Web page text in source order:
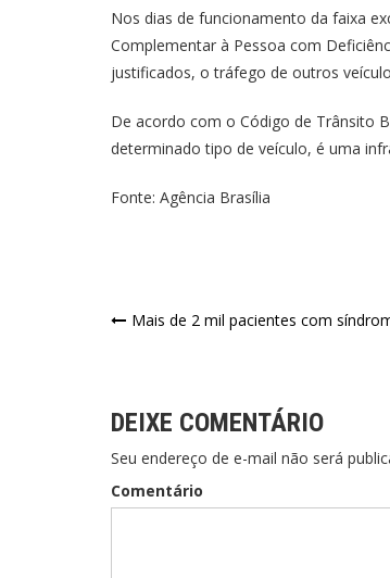
Nos dias de funcionamento da faixa
Complementar à Pessoa com
justificados, o tráfego de outros
De acordo com o Código de Trânsito
determinado tipo de veículo, é uma
Fonte: Agência Brasília
Mais de 2 mil pacientes com
DEIXE COMENTÁRIO
Seu endereço de e-mail não será
Comentário